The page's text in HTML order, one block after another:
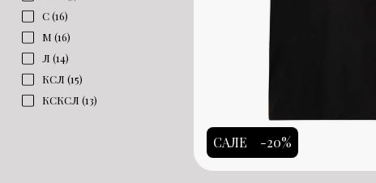
С(16)
М (16)
Л (14)
КСЛ (15)
КСКСЛ (13)
САЛЕ -20%